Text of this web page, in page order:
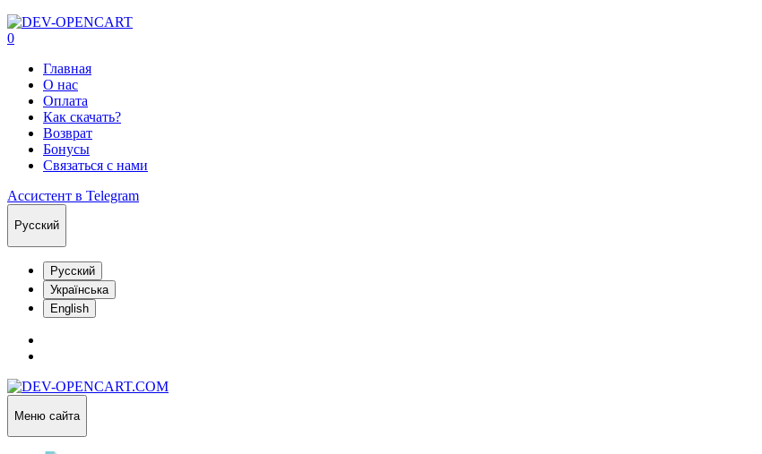
0
Главная
О нас
Оплата
Как скачать?
Возврат
Бонусы
Связаться с нами
Ассистент в Telegram
Русский
Русский
Українська
English
Меню сайта